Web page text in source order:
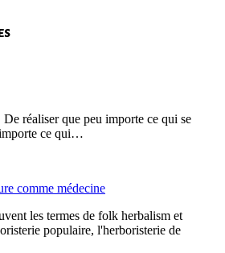
réaliser que peu importe ce qui se
importe ce qui…
comme médecine
les termes de folk herbalism et
populaire, l'herboristerie de